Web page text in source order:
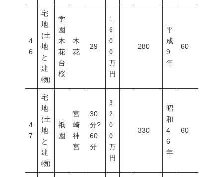
4
6
宅
地
(土
地
と
建
物)
学
園
木
花
台
桜
木
花
29
1
6
0
0
万
円
280
平
成
9
年
60
4
7
宅
地
(土
地
と
建
物)
祇
園
宮
崎
神
宮
30
分?
60
分
3
2
0
0
万
円
330
昭
和
4
6
年
60